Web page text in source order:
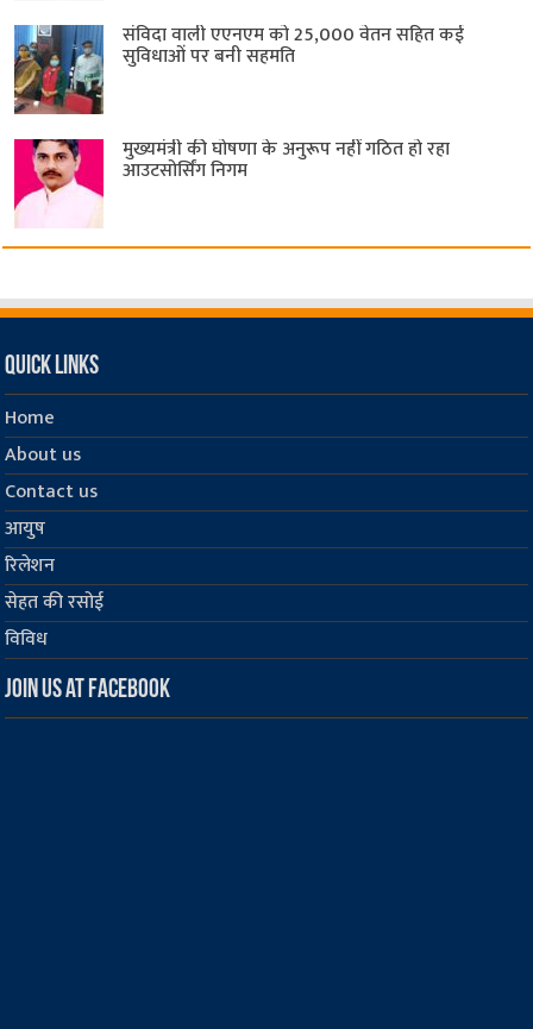
संविदा वाली एएनएम को 25,000 वेतन सहित कई
सुविधाओं पर बनी सहमति
मुख्यमंत्री की घोषणा के अनुरूप नहीं गठित हो रहा
आउटसोर्सिंग निगम
Quick Links
Home
About us
Contact us
आयुष
रिलेशन
सेहत की रसोई
विविध
Join us at Facebook